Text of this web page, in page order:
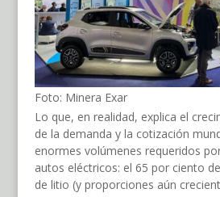
Foto: Minera Exar
Lo que, en realidad, explica el
de la demanda y la cotización
enormes volúmenes requeridos
autos eléctricos: el 65 por ciento
de litio (y proporciones aún